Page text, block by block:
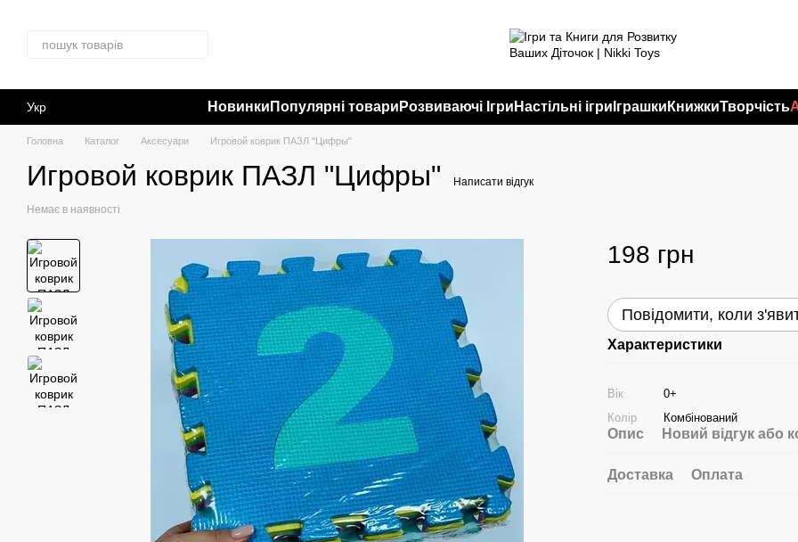
Укр Новинки Популярні товари Розвиваючі Ігри Настільні ігри Іграшки КнижкиТворчість
Головна Каталог Аксесуари Игровой коврик ПАЗЛ "Цифры"
Игровой коврик ПАЗЛ "Цифры" Написати відгук
Немає в наявності
198 грн
Повідомити, коли
Характеристики
Вік
0+
Колір
Комбінований
Опис Новий відгук або
Доставка Оплата